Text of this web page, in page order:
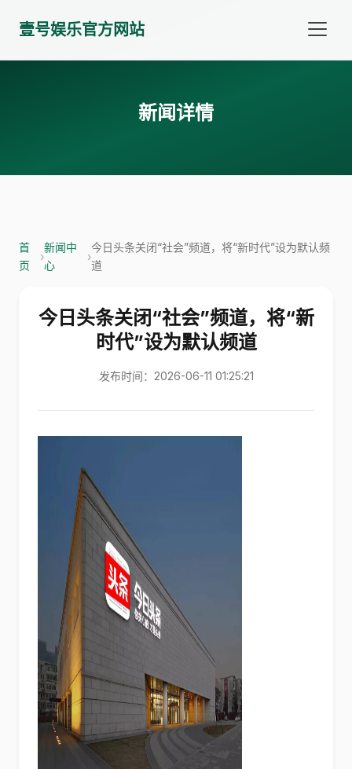
壹号娱乐官方网站
新闻详情
首
页
›
新闻中
心
›
今日头条关闭“社会”频道，将“新时代”设为默认频
道
今日头条关闭“社会”频道，将“新
时代”设为默认频道
发布时间：2026-06-11 01:25:21